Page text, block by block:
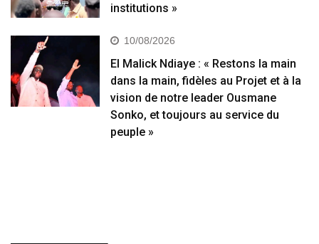
institutions »
10/08/2026
El Malick Ndiaye : « Restons la main
dans la main, fidèles au Projet et à la
vision de notre leader Ousmane
Sonko, et toujours au service du
peuple »